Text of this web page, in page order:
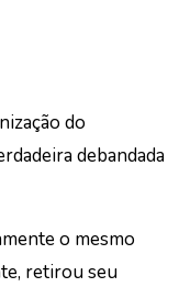
do
debandada
o mesmo
retirou seu